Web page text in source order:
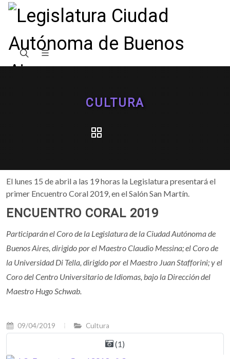
CULTURA
El lunes 15 de abril a las 19 horas la Legislatura presentará el
primer Encuentro Coral 2019, en el Salón San Martín.
ENCUENTRO CORAL 2019
Participarán el Coro de la Legislatura de la Ciudad Autónoma de
Buenos Aires, dirigido por el Maestro Claudio Messina; el Coro de
la Universidad Di Tella, dirigido por el Maestro Juan Stafforini; y el
Coro del Centro Universitario de Idiomas, bajo la Dirección del
Maestro Hugo Schwab.
09/04/2019 Cultura
(1)